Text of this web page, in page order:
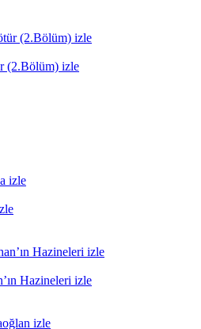
(2.Bölüm) izle
Hazineleri izle